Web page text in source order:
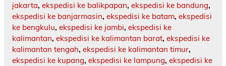
jakarta, ekspedisi ke balikpapan, ekspedisi ke bandung,
ekspedisi ke banjarmasin, ekspedisi ke batam, ekspedisi
ke bengkulu, ekspedisi ke jambi, ekspedisi ke
kalimantan, ekspedisi ke kalimantan barat, ekspedisi ke
kalimantan tengah, ekspedisi ke kalimantan timur,
ekspedisi ke kupang, ekspedisi ke lampung, ekspedisi ke